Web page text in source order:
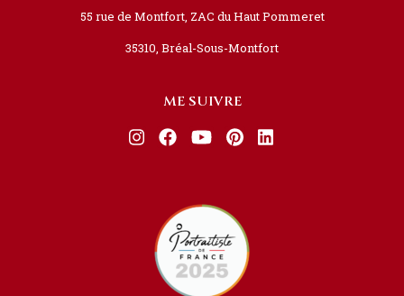
55 rue de Montfort, ZAC du Haut Pommeret
35310, Bréal-Sous-Montfort
ME SUIVRE